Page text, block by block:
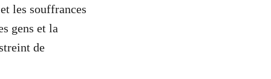
les souffrances
gens et la
de